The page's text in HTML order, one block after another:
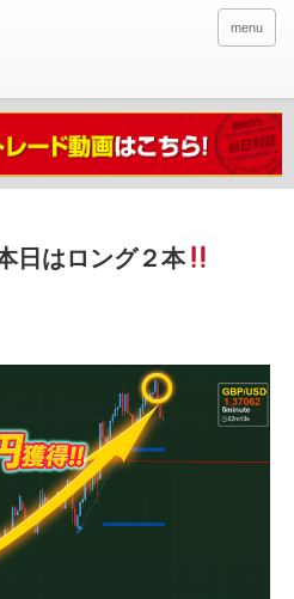
menu
日はロング２本